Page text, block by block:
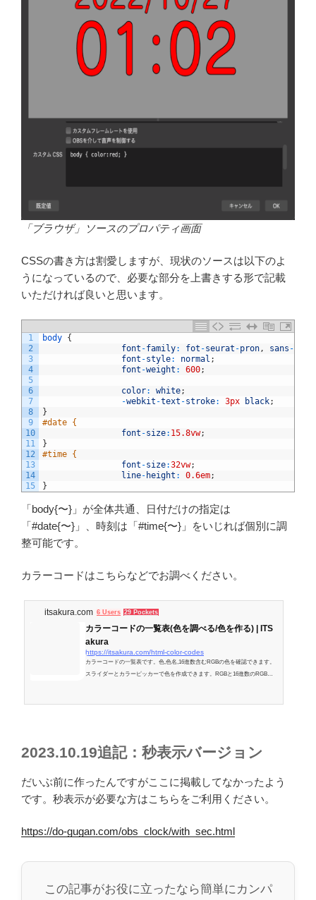
「ブラウザ」ソースのプロパティ画面
CSSの書き方は割愛しますが、現状のソースは以下のよ
うになっているので、必要な部分を上書きする形で記載
いただければ良いと思います。
1
2
3
4
5
6
7
8
9
10
11
12
13
14
15
body {
font -family: fot -seurat -pron , sans -
font -style: normal ;
font -weight : 600;
color: white;
-webkit -text -stroke: 3px black;
}
#date {
font -size: 15.8vw;
}
#time {
font -size:32vw;
line- height : 0.6em;
}
「body{〜}」が全体共通、日付だけの指定は
「#date{〜}」、時刻は「#time{〜}」をいじれば個別に調
整可能です。
カラーコードはこちらなどでお調べください。
itsakura.com 6 Users 29 Pockets
カラーコードの一覧表(色を調べる/色を作る) | ITS
akura
https://itsakura.com/html-color-codes
カラーコードの一覧表です。色,色名,16進数含むRGBの色を確認できます。
スライダーとカラーピッカーで色を作成できます。RGBと16進数のRGBの
2023.10.19追記：秒表示バージョン
だいぶ前に作ったんですがここに掲載してなかったよう
です。秒表示が必要な方はこちらをご利用ください。
https://do-gugan.com/obs_clock/with_sec.html
この記事がお役に立ったなら簡単にカンパ